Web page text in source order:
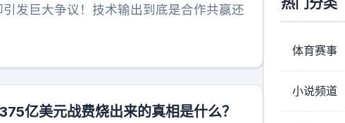
发巨大争议！技术输出到底是合作共赢还
亿美元战费烧出来的真相是什么？
热门分类
体育赛事
小说频道